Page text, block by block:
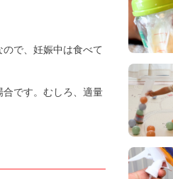
で、妊娠中は食べて
です。むしろ、適量